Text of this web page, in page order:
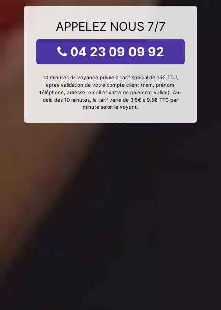
APPELEZ NOUS 7/7
04 23 09 09 92
10 minutes de voyance privée à tarif spécial de 15€ TTC,
après validation de votre compte client (nom, prénom,
téléphone, adresse, email et carte de paiement valide). Au-
delà des 10 minutes, le tarif varie de 3,5€ à 9,5€ TTC par
minute selon le voyant.